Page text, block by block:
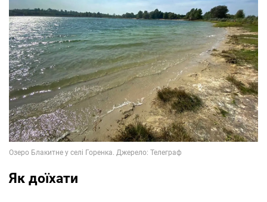
Як доїхати